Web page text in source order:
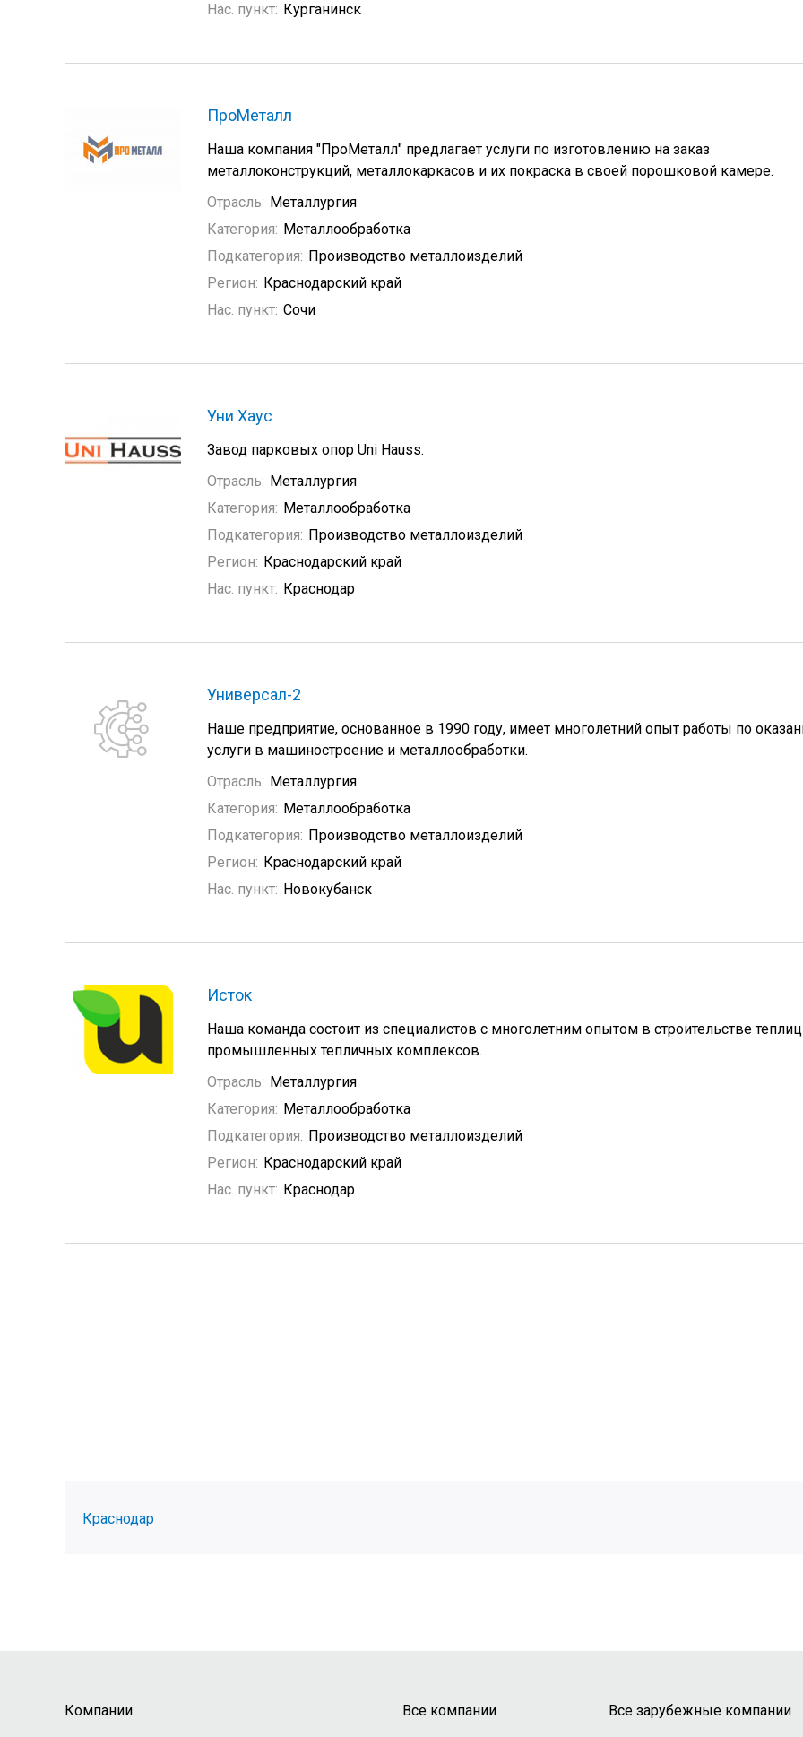
Нас. пункт: Курганинск
ПроМеталл
Наша компания "ПроМеталл" предлагает услуги по изготовлению на заказ
металлоконструкций, металлокаркасов и их покраска в своей порошковой камере.
Отрасль: Металлургия
Категория: Металлообработка
Подкатегория: Производство металлоизделий
Регион: Краснодарский край
Нас. пункт: Сочи
Уни Хаус
Завод парковых опор Uni Hauss.
Отрасль: Металлургия
Категория: Металлообработка
Подкатегория: Производство металлоизделий
Регион: Краснодарский край
Нас. пункт: Краснодар
Универсал-2
Наше предприятие, основанное в 1990 году, имеет многолетний опыт работы по
услуги в машиностроение и металлообработки.
Отрасль: Металлургия
Категория: Металлообработка
Подкатегория: Производство металлоизделий
Регион: Краснодарский край
Нас. пункт: Новокубанск
Исток
Наша команда состоит из специалистов с многолетним опытом в строительстве
промышленных тепличных комплексов.
Отрасль: Металлургия
Категория: Металлообработка
Подкатегория: Производство металлоизделий
Регион: Краснодарский край
Нас. пункт: Краснодар
Краснодар
Компании
Все компании
Все зарубежные компании